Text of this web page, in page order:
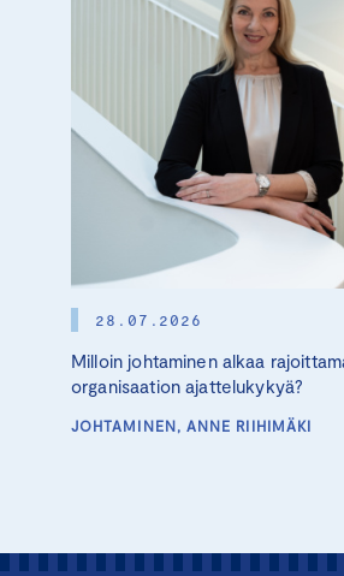
28.07.2026
Milloin johtaminen alkaa
organisaation ajattelukykyä?
JOHTAMINEN, ANNE RIIHIMÄKI